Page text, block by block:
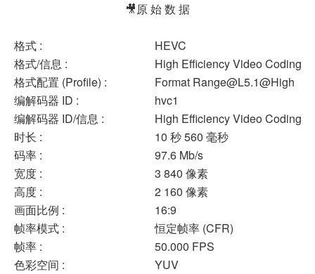
🎥原 始 数 据
格式 :
HEVC
格式/信息 :
High Efficiency Video Coding
格式配置 (Profile) :
Format Range@L5.1@High
编解码器 ID :
hvc1
编解码器 ID/信息 :
High Efficiency Video Coding
时长 :
10 秒 560 毫秒
码率 :
97.6 Mb/s
宽度 :
3 840 像素
高度 :
2 160 像素
画面比例 :
16:9
帧率模式 :
恒定帧率 (CFR)
帧率 :
50.000 FPS
色彩空间 :
YUV